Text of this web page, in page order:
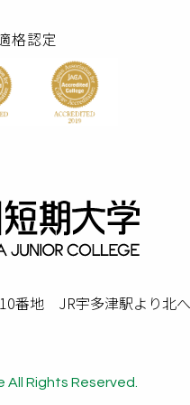
格認定
番地 JR宇多津駅より北
Rights Reserved.